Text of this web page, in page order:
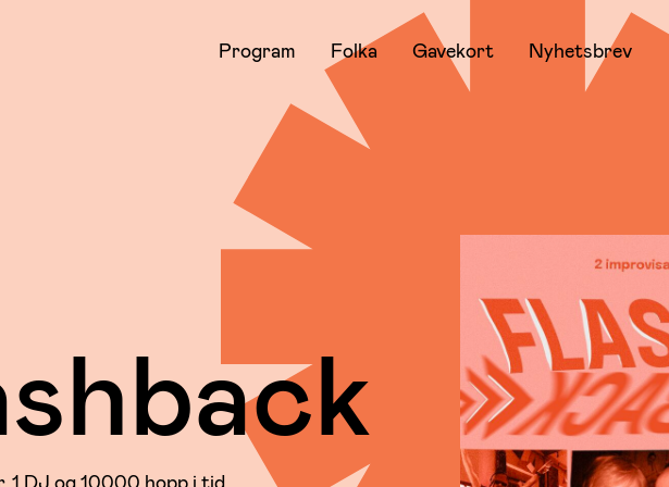
Program Folka Gavekort Nyhetsbrev
1 DJ og 10000 hopp i tid